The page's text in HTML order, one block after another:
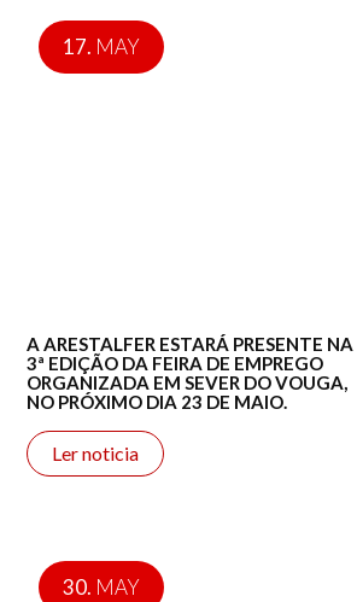
17. MAY
A ARESTALFER ESTARÁ PRESENTE NA
3ª EDIÇÃO DA FEIRA DE EMPREGO
ORGANIZADA EM SEVER DO VOUGA,
NO PRÓXIMO DIA 23 DE MAIO.
Ler noticia
30. MAY